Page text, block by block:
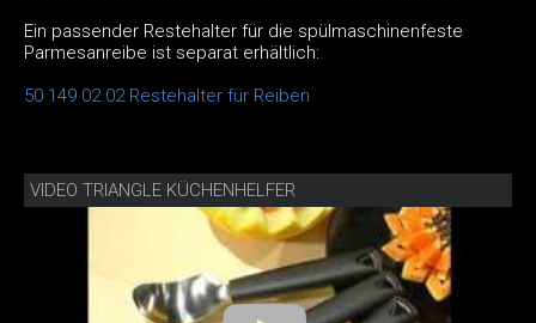
Ein passender Restehalter für die spülmaschinenfeste
Parmesanreibe ist separat erhältlich:
50 149 02 02 Restehalter für Reiben
VIDEO TRIANGLE KÜCHENHELFER